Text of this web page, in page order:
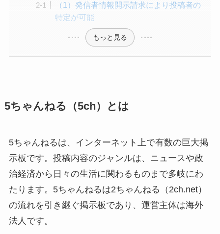
（1）発信者情報開示請求により投稿者の
特定が可能
もっと見る
5ちゃんねる（5ch）とは
5ちゃんねるは、インターネット上で有数の巨大掲
示板です。投稿内容のジャンルは、ニュースや政
治経済から日々の生活に関わるものまで多岐にわ
たります。5ちゃんねるは2ちゃんねる（2ch.net）
の流れを引き継ぐ掲示板であり、運営主体は海外
法人です。